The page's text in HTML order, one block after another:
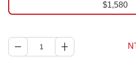
$1,580